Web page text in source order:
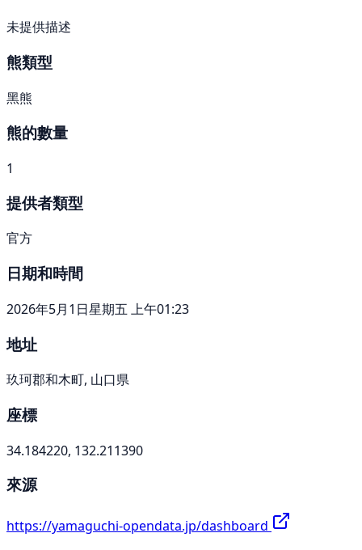
未提供描述
熊類型
黑熊
熊的數量
1
提供者類型
官方
日期和時間
2026年5月1日星期五 上午01:23
地址
玖珂郡和木町, 山口県
座標
34.184220, 132.211390
來源
https://yamaguchi-opendata.jp/dashboard